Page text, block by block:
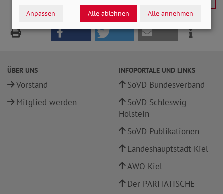
ÜBER UNS
Vorstand
Mitglied werden
INFOPORTALE UND LINKS
SoVD Bundesverband
SoVD Schleswig-
Holstein
SoVD Publikationen
Landeshauptstadt Kiel
AWO Kiel
Der PARITÄTISCHE
Anpassen Alle ablehnen Alle annehmen